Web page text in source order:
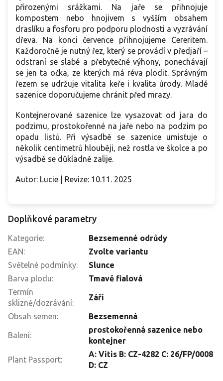
přirozenými srážkami. Na jaře se přihnojuje
kompostem nebo hnojivem s vyšším obsahem
draslíku a fosforu pro podporu plodnosti a vyzrávání
dřeva. Na konci července přihnojujeme Cereritem.
Každoročně je nutný řez, který se provádí v předjaří –
odstraní se slabé a přebytečné výhony, ponechávají
se jen ta očka, ze kterých má réva plodit. Správným
řezem se udržuje vitalita keře i kvalita úrody. Mladé
sazenice doporučujeme chránit před mrazy.
Kontejnerované sazenice lze vysazovat od jara do
podzimu, prostokořenné na jaře nebo na podzim po
opadu listů. Při výsadbě se sazenice umisťuje o
několik centimetrů hlouběji, než rostla ve školce a po
výsadbě se důkladně zalije.
Autor: Lucie | Revize: 10.11. 2025
Doplňkové parametry
Kategorie:
Bezsemenné odrůdy
EAN:
Zvolte variantu
Světelné podmínky:
Slunce
Barva plodu:
Tmavě fialová
Termín
sklizně/dozrávání:
Září
Obsah semen: Bezsemenná
Balení:
prostokořenná sazenice nebo
kontejner
Plant Passport:
A: Vitis B: CZ-4282 C: 26/FP/0008
D: CZ